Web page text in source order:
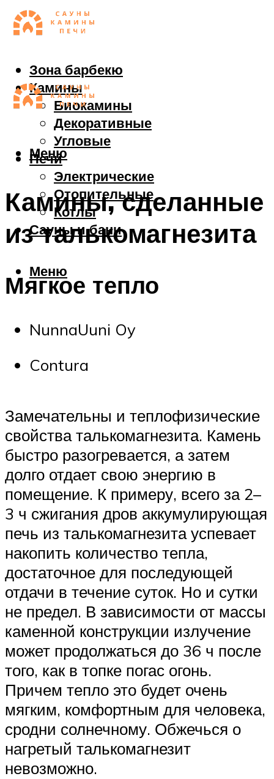
Зона барбекю
Камины
Биокамины
Декоративные
Угловые
Печи
Электрические
Отопительные
Котлы
Сауны и бани
Меню
Меню
Камины, сделанные
из талькомагнезита
Мягкое тепло
NunnaUuni Oy
Contura
Замечательны и теплофизические
свойства талькомагнезита. Камень
быстро разогревается, а затем
долго отдает свою энергию в
помещение. К примеру, всего за 2–
3 ч сжигания дров аккумулирующая
печь из талькомагнезита успевает
накопить количество тепла,
достаточное для последующей
отдачи в течение суток. Но и сутки
не предел. В зависимости от массы
каменной конструкции излучение
может продолжаться до 36 ч после
того, как в топке погас огонь.
Причем тепло это будет очень
мягким, комфортным для человека,
сродни солнечному. Обжечься о
нагретый талькомагнезит
невозможно.